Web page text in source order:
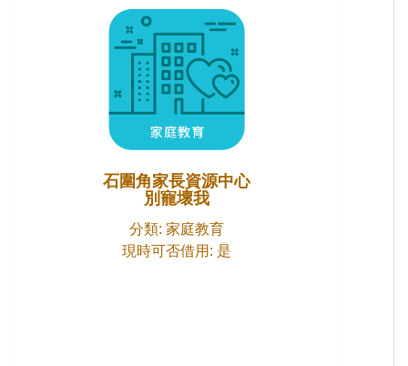
石圍角家長資源中心
別寵壞我
分類: 家庭教育
現時可否借用: 是